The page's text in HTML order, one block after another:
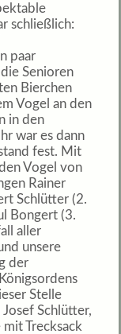
schließlich:
paar
Senioren
Bierchen
Vogel an den
in den
war es dann
fest. Mit
Vogel von
Rainer
Schlütter (2.
Bongert (3.
aller
unsere
der
Stelle
Schlütter,
Trecksack